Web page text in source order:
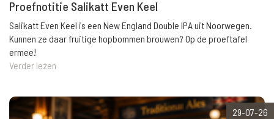
Proefnotitie Salikatt Even Keel
Salikatt Even Keel is een New England Double IPA uit Noorwegen.
Kunnen ze daar fruitige hopbommen brouwen? Op de proeftafel
ermee!
Verder lezen
29-07-26